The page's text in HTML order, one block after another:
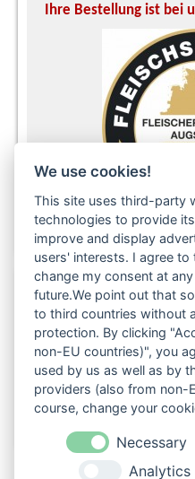
We use cookies!
This site uses third-party
technologies to provide
improve and display
users' interests. I agree
change my consent at
future.We point out that
to third countries without
protection. By clicking
non-EU countries)", you
used by us as well as by
providers (also from non-
course, change your
Necessary
Analytics
Ihre Bestellung ist bei
Folgen Sie uns auch in